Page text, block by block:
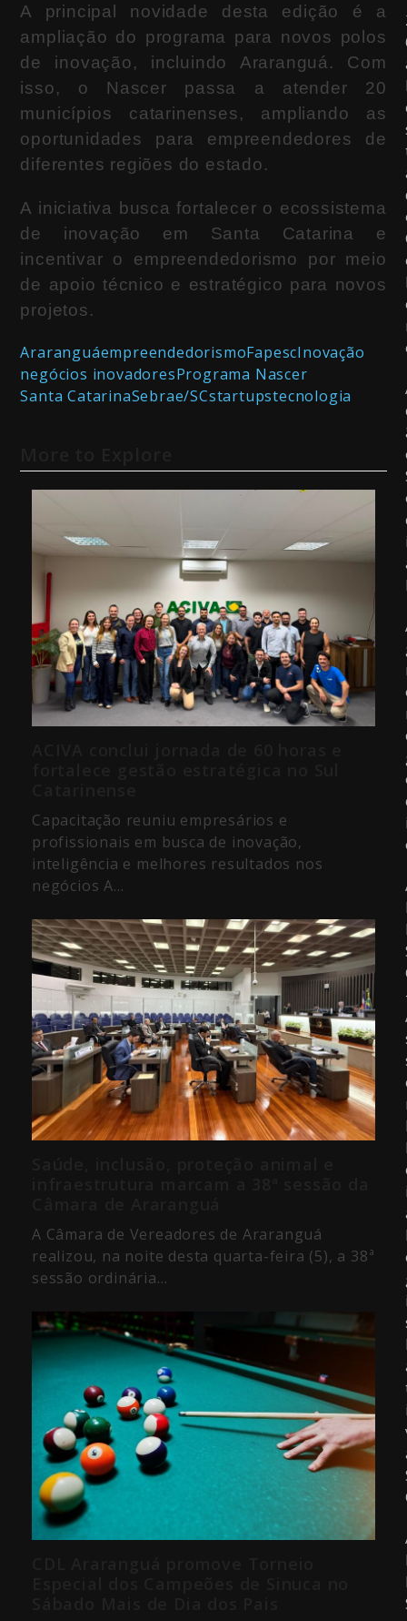
A principal novidade desta edição é a
ampliação do programa para novos polos
de inovação, incluindo Araranguá . Com
isso, o Nascer passa a atender 20
municípios catarinenses, ampliando as
oportunidades para empreendedores de
diferentes regiões do estado.
A iniciativa busca fortalecer o ecossistema
de inovação em Santa Catarina e
incentivar o empreendedorismo por meio
de apoio técnico e estratégico para novos
projetos.
AraranguáempreendedorismoFapescInovação
negócios inovadoresPrograma Nascer
Santa CatarinaSebrae/SCstartupstecnologia
Capacitação reuniu empresários e
profissionais em busca de inovação,
inteligência e melhores resultados nos
negócios A…
A Câmara de Vereadores de Araranguá
realizou, na noite desta quarta-feira (5), a 38ª
sessão ordinária…